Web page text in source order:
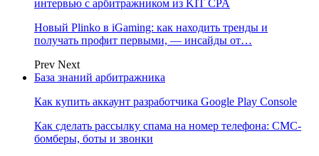
интервью с арбитражником из KIT CPA
Новый Plinko в iGaming: как находить тренды и
получать профит первыми, — инсайды от…
Prev Next
База знаний арбитражника
Как купить аккаунт разработчика Google Play Console
Как сделать рассылку спама на номер телефона: СМС-
бомберы, боты и звонки